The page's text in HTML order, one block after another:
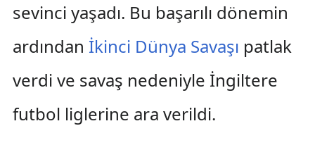
sevinci yaşadı. Bu başarılı dönemin
ardından İkinci Dünya Savaşı patlak
verdi ve savaş nedeniyle İngiltere
futbol liglerine ara verildi.